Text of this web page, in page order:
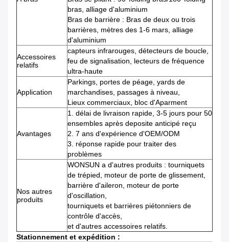
bras, alliage d'aluminium
Bras de barrière : Bras de deux ou trois
barrières, mètres des 1-6 mars, alliage
d'aluminium
Accessoires
relatifs
capteurs infrarouges, détecteurs de boucle,
feu de signalisation, lecteurs de fréquence
ultra-haute
Application
Parkings, portes de péage, yards de
marchandises, passages à niveau,
Lieux commerciaux, bloc d'Aparment
Avantages
1. délai de livraison rapide, 3-5 jours pour 50
ensembles après deposite anticipé reçu
2. 7 ans d'expérience d'OEM/ODM
3. réponse rapide pour traiter des
problèmes
Nos autres
produits
WONSUN a d'autres produits : tourniquets
de trépied, moteur de porte de glissement,
barrière d'aileron, moteur de porte
d'oscillation,
tourniquets et barrières piétonniers de
contrôle d'accès,
et d'autres accessoires relatifs.
Stationnement et expédition :